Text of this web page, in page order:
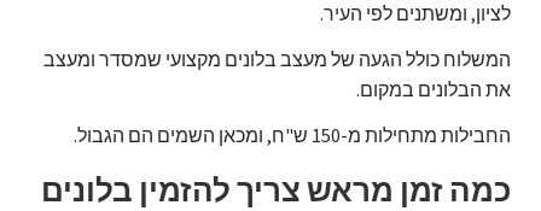
לציון, ומשתנים לפי העיר.
המשלוח כולל הגעה של מעצב בלונים מקצועי שמסדר ומעצב
את הבלונים במקום.
החבילות מתחילות מ-150 ש"ח, ומכאן השמים הם הגבול.
כמה זמן מראש צריך להזמין בלונים